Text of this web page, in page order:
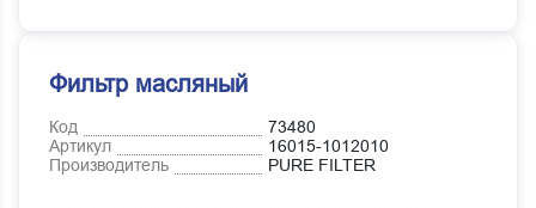
Фильтр масляный
Код
73480
Артикул
16015-1012010
Производитель
PURE FILTER